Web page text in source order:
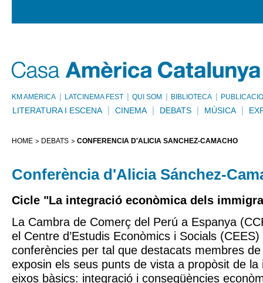
KM AMÈRICA LATCINEMA FEST QUI SOM BIBLIOTECA
LITERATURA I ESCENA CINEMA DEBATS MÚSICA
HOME DEBATS CONFERÈNCIA D'ALICIA SÁNCHEZ-CAMACHO
Conferència d'Alicia Sánchez-
Cicle "La integració econòmica dels
La Cambra de Comerç del Perú a Espanya
el Centre d’Estudis Econòmics i Socials
conferències per tal que destacats membres
exposin els seus punts de vista a propòsit de la
eixos bàsics: integració i conseqüències